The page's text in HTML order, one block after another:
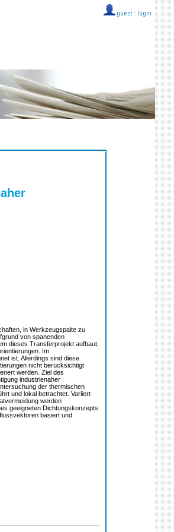
guest :: login
in Werkzeugspalte zu
von spanenden
dieses Transferprojekt aufbaut,
Im
ist. Allerdings sind diese
nicht berücksichtigt
werden. Ziel des
industrienaher
der thermischen
und lokal betrachtet. Variiert
werden
geeigneten Dichtungskonzepts
basiert und